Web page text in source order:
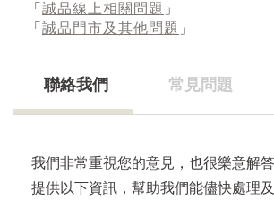
「 誠品線上相關問題 」
「 誠品門市及其他問題 」
聯絡我們 常見問題
我們非常重視您的意見，也很樂意解
提供以下資訊，幫助我們能儘快處理